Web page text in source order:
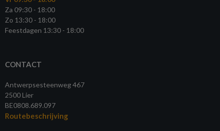
Za 09:30 - 18:00
Zo 13:30 - 18:00
Feestdagen 13:30 - 18:00
CONTACT
Antwerpsesteenweg 467
2500 Lier
BE0808.689.097
Routebeschrijving